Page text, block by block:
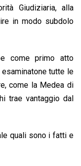
Giudiziaria, alla
in modo subdolo
come primo atto
tutte le
come la Medea di
trae vantaggio dal
quali sono i fatti e